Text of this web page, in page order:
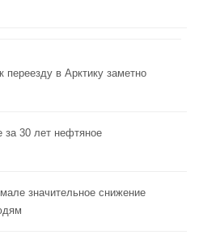
переезду в Арктику заметно
за 30 лет нефтяное
значительное снижение